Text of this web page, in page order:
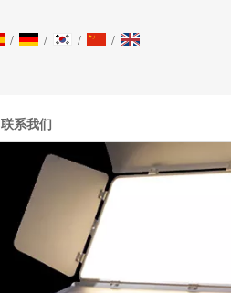
/ / / /
联系我们